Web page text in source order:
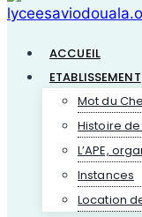
ACCUEIL
ETABLISSEMENT
Mot du
Histoire
L’APE,
Instances
Location